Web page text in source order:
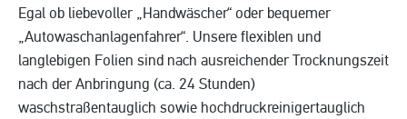
Egal ob liebevoller „Handwäscher“ oder bequemer
„Autowaschanlagenfahrer“. Unsere flexiblen und
langlebigen Folien sind nach ausreichender Trocknungszeit
nach der Anbringung (ca. 24 Stunden)
waschstraßentauglich sowie hochdruckreinigertauglich